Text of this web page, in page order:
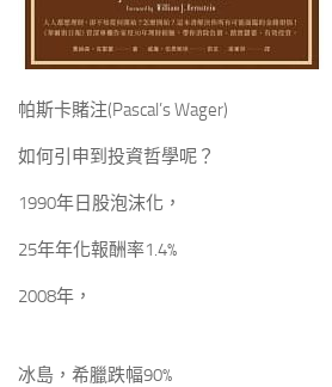
帕斯卡賭注(Pascal’s Wager)
如何引申到投資哲學呢？
1990年日股泡沫化，
25年年化報酬率1.4%
2008年，
冰島，希臘跌幅90%